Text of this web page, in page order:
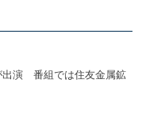
出演 番組では住友金属鉱